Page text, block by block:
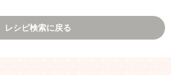
レシピ検索に戻る